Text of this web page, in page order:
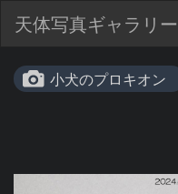
天体写真ギャラリー
小犬のプロキオン